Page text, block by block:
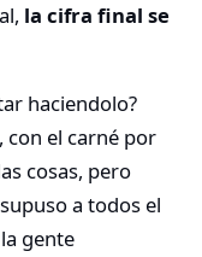
la cifra final se
haciendolo?
con el carné por
cosas, pero
a todos el
gente